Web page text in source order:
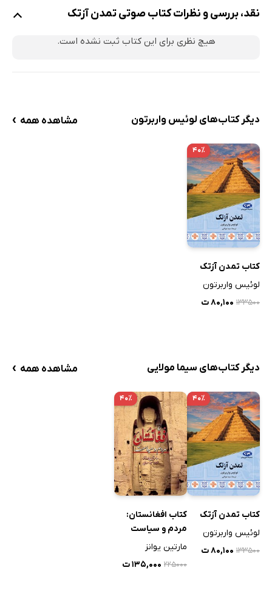
نقد، بررسی و نظرات کتاب صوتی تمدن آزتک
هیچ نظری برای این کتاب ثبت نشده است.
دیگر کتاب‌های لوئیس واربرتون مشاهده همه ›
۴۰٪
کتاب تمدن آزتک
لوئیس واربرتون
۱۳۳۵۰۰ ۸۰,۱۰۰ ت
دیگر کتاب‌های سیما مولایی مشاهده همه ›
۴۰٪
کتاب تمدن آزتک
لوئیس واربرتون
۱۳۳۵۰۰ ۸۰,۱۰۰ ت
۴۰٪
کتاب افغانستان:
مردم و سیاست
مارتین یوانز
۲۲۵۰۰۰ ۱۳۵,۰۰۰ ت